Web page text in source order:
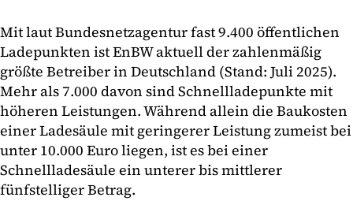
Mit laut Bundesnetzagentur fast 9.400 öffentlichen
Ladepunkten ist EnBW aktuell der zahlenmäßig
größte Betreiber in Deutschland (Stand: Juli 2025).
Mehr als 7.000 davon sind Schnellladepunkte mit
höheren Leistungen. Während allein die Baukosten
einer Ladesäule mit geringerer Leistung zumeist bei
unter 10.000 Euro liegen, ist es bei einer
Schnellladesäule ein unterer bis mittlerer
fünfstelliger Betrag.